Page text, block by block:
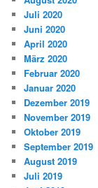
Juli 2020
Juni 2020
April 2020
März 2020
Februar 2020
Januar 2020
Dezember 2019
November 2019
Oktober 2019
September 2019
August 2019
Juli 2019